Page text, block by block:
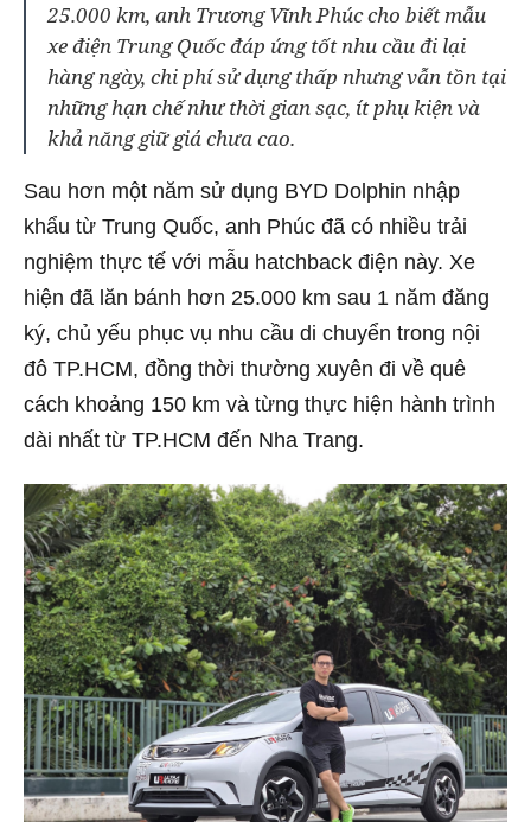
25.000 km, anh Trương Vĩnh Phúc cho biết mẫu
xe điện Trung Quốc đáp ứng tốt nhu cầu đi lại
hàng ngày, chi phí sử dụng thấp nhưng vẫn tồn tại
những hạn chế như thời gian sạc, ít phụ kiện và
khả năng giữ giá chưa cao.
Sau hơn một năm sử dụng BYD Dolphin nhập
khẩu từ Trung Quốc, anh Phúc đã có nhiều trải
nghiệm thực tế với mẫu hatchback điện này. Xe
hiện đã lăn bánh hơn 25.000 km sau 1 năm đăng
ký, chủ yếu phục vụ nhu cầu di chuyển trong nội
đô TP.HCM, đồng thời thường xuyên đi về quê
cách khoảng 150 km và từng thực hiện hành trình
dài nhất từ TP.HCM đến Nha Trang.